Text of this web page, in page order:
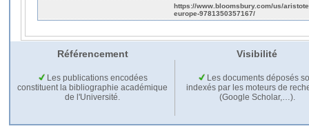
https://www.bloomsbury.com/us/
europe-9781350357167/
Référencement Visibilité
Les publications encodées
constituent la bibliographie académique
de l'Université.
Les documents déposés
indexés par les moteurs de
(Google Scholar,…).